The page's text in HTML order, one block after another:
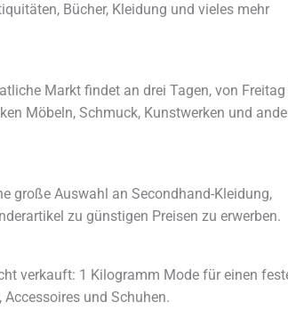
Bücher, Kleidung und vieles mehr
Markt findet an drei Tagen, von
Möbeln, Schmuck, Kunstwerken und
große Auswahl an Secondhand-Kleidung,
zu günstigen Preisen zu erwerben.
verkauft: 1 Kilogramm Mode für einen
und Schuhen.